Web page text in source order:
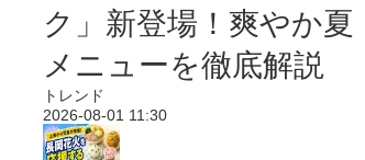
ク」新登場！爽やか夏
メニューを徹底解説
トレンド
2026-08-01 11:30